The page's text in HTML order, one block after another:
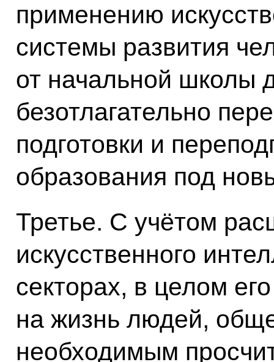
применению
системы развития
от начальной школы
безотлагательно
подготовки и
образования под
Третье. С учётом
искусственного
секторах, в целом
на жизнь людей,
необходимым